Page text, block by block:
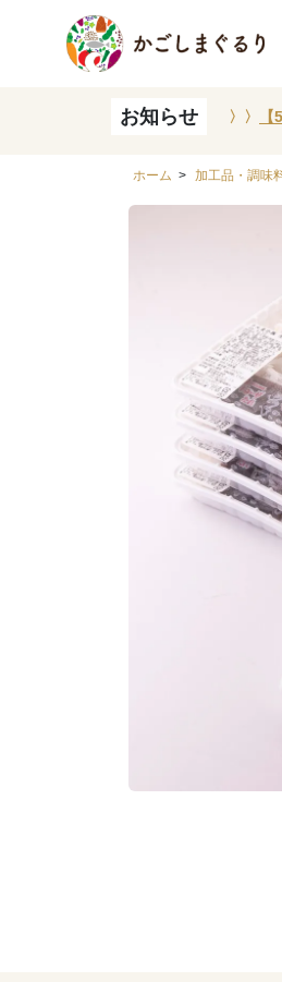
お知らせ 〉〉
ホーム > 加工品・調味